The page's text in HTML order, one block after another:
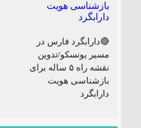
🔴دارابگرد فارس در
مسیر یونسکو/تدوین
نقشه راه ۵ ساله برای
بازشناسی هویت
دارابگرد